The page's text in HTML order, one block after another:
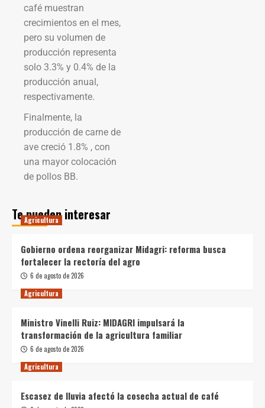
café muestran
crecimientos en el mes,
pero su volumen de
producción representa
solo 3.3% y 0.4% de la
producción anual,
respectivamente.
Finalmente, la
producción de carne de
ave creció 1.8% , con
una mayor colocación
de pollos BB.
Te pueden interesar
Agricultura
Gobierno ordena reorganizar Midagri: reforma busca
fortalecer la rectoría del agro
6 de agosto de 2026
Agricultura
Ministro Vinelli Ruiz: MIDAGRI impulsará la
transformación de la agricultura familiar
6 de agosto de 2026
Agricultura
Escasez de lluvia afectó la cosecha actual de café